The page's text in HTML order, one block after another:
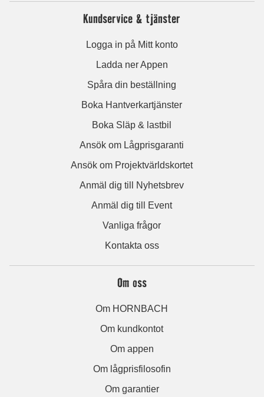
Kundservice & tjänster
Logga in på Mitt konto
Ladda ner Appen
Spåra din beställning
Boka Hantverkartjänster
Boka Släp & lastbil
Ansök om Lågprisgaranti
Ansök om Projektvärldskortet
Anmäl dig till Nyhetsbrev
Anmäl dig till Event
Vanliga frågor
Kontakta oss
Om oss
Om HORNBACH
Om kundkontot
Om appen
Om lågprisfilosofin
Om garantier